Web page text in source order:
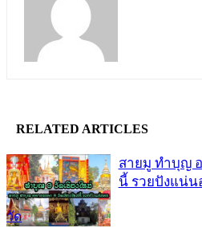
RELATED ARTICLES
วัด
สายมู ทำบุญ
นี้ รวยปังแน่น